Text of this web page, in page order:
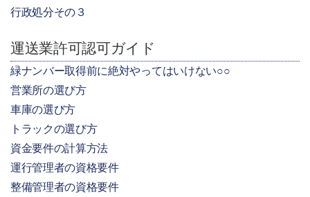
行政処分その３
運送業許可認可ガイド
緑ナンバー取得前に絶対やってはいけない○○
営業所の選び方
車庫の選び方
トラックの選び方
資金要件の計算方法
運行管理者の資格要件
整備管理者の資格要件